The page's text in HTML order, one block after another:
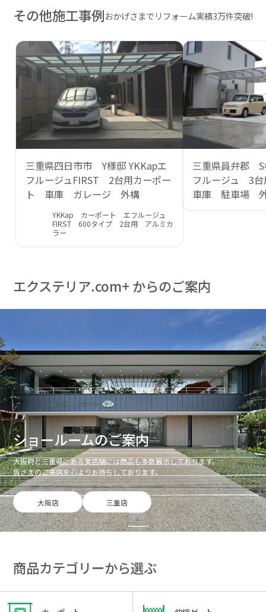
その他施工事例おかげさまでリフォーム実績3万件突破!
三重県四日市市 Y様邸 YKKapエ
フルージュFIRST 2台用カーポー
ト 車庫 ガレージ 外構
YKKap カーポート エフルージュ
FIRST 600タイプ 2台用 アルミカ
ラー
三重県員弁郡
フルージュ 3
車庫 駐車場
エクステリア.com+ からのご案内
ショールームのご案内
大阪府と三重県にある実店舗には商品も多数展示しております。
皆さまのご来店を心よりお待ちしております。
大阪店 三重店
商品カテゴリーから選ぶ